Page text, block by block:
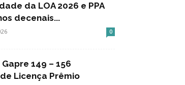
da LOA 2026 e PPA
decenais...
0
149 – 156
Licença Prêmio